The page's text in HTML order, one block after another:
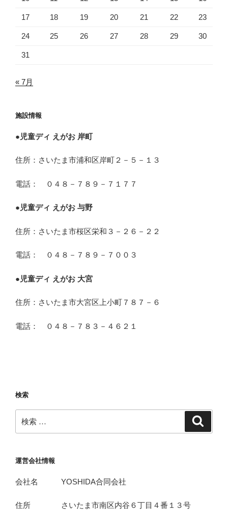
17 18 19 20 21 22 23
24 25 26 27 28 29 30
31
« 7月
施設情報
● 児童ディ えがお 岸町
住所：さいたま市浦和区岸町２－５－１３
電話： ０４８－７８９－７１７７
● 児童ディ えがお 与野
住所：さいたま市桜区栄和３－２６－２２
電話： ０４８－７８９－７００３
● 児童ディ えがお 大宮
住所：さいたま市大宮区上小町７８７－６
電話： ０４８－７８３－４６２１
検索
索:
運営会社情報
会社名 YOSHIDA合同会社
住所 さいたま市南区内谷６丁目４番１３号